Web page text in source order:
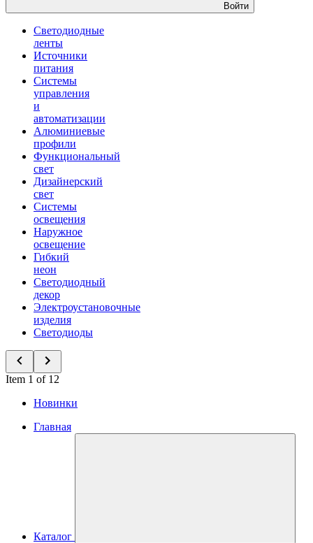
Войти
Светодиодные
ленты
Источники
питания
Системы
управления
и
автоматизации
Алюминиевые
профили
Функциональный
свет
Дизайнерский
свет
Системы
освещения
Наружное
освещение
Гибкий
неон
Светодиодный
декор
Электроустановочные
изделия
Светодиоды
Item 1 of 12
Новинки
Главная
Каталог